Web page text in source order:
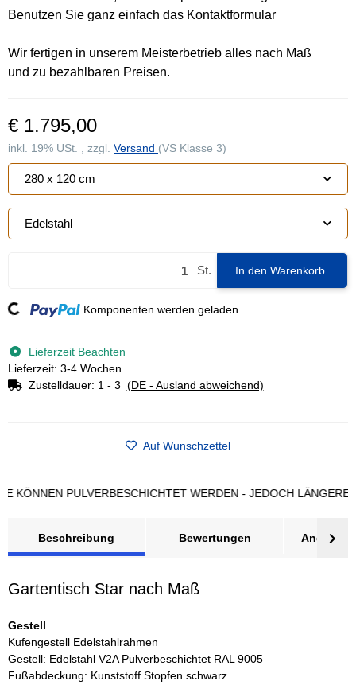
Benutzen Sie ganz einfach das Kontaktformular
Wir fertigen in unserem Meisterbetrieb alles nach Maß
und zu bezahlbaren Preisen.
€ 1.795,00
inkl. 19% USt. , zzgl. Versand (VS Klasse 3)
280 x 120 cm
Edelstahl
St. In den Warenkorb
Komponenten werden geladen ...
Lieferzeit Beachten
Lieferzeit: 3-4 Wochen
Zustelldauer: 1 - 3 (DE - Ausland abweichend)
Auf Wunschzettel
PULVERBESCHICHTET WERDEN - JEDOCH LÄNGERE
Beschreibung Bewertungen Angebot
Gartentisch Star nach Maß
Gestell
Kufengestell Edelstahlrahmen
Gestell: Edelstahl V2A Pulverbeschichtet RAL 9005
Fußabdeckung: Kunststoff Stopfen schwarz